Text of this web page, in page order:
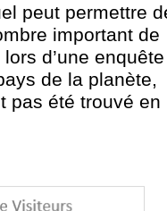
peut permettre
important de
d’une enquête
de la planète,
pas été trouvé en